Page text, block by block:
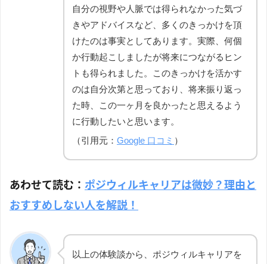
自分の視野や人脈では得られなかった気づ
きやアドバイスなど、多くのきっかけを頂
けたのは事実としてあります。実際、何個
か行動起こしましたが将来につながるヒン
トも得られました。このきっかけを活かす
のは自分次第と思っており、将来振り返っ
た時、この一ヶ月を良かったと思えるよう
に行動したいと思います。
（引用元： Google 口コミ ）
あわせて読む： ポジウィルキャリアは微妙？理由と
おすすめしない人を解説！
以上の体験談から、ポジウィルキャリアを